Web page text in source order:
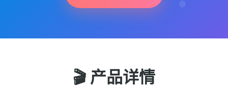
🎬 产品详情